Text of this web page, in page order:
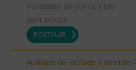
Possibilité de CDI ou CDD
26/12/2025
POSTULER
Auxiliaire de vie/aide à domicile